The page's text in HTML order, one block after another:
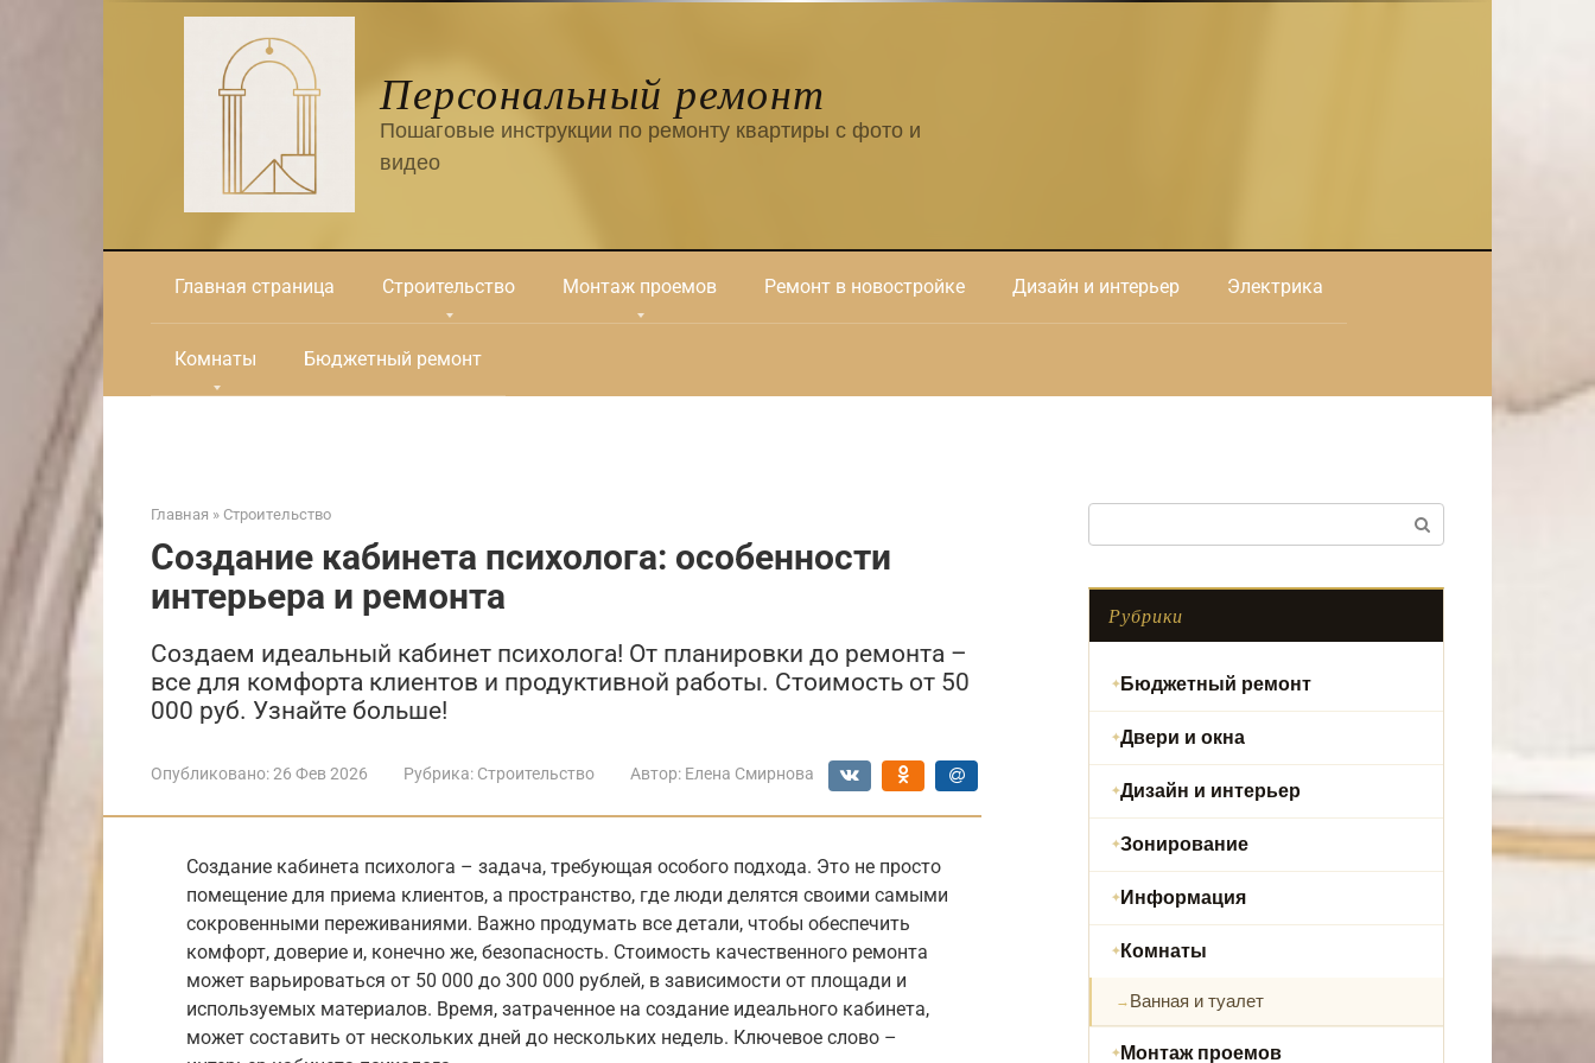
Персональный ремонт
Пошаговые инструкции по ремонту квартиры с фото и
видео
Главная страница Строительство Монтаж проемов Ремонт в новостройке Дизайн и интерьер Электрика
Комнаты Бюджетный ремонт
Главная » Строительство
Создание кабинета психолога: особенности
интерьера и ремонта
Создаем идеальный кабинет психолога! От планировки до ремонта –
все для комфорта клиентов и продуктивной работы. Стоимость от 50
000 руб. Узнайте больше!
Опубликовано:26 Фев 2026 Рубрика: Строительство Автор: Елена Смирнова
Создание кабинета психолога – задача, требующая особого подхода. Это не просто
помещение для приема клиентов, а пространство, где люди делятся своими самыми
сокровенными переживаниями. Важно продумать все детали, чтобы обеспечить
комфорт, доверие и, конечно же, безопасность. Стоимость качественного ремонта
может варьироваться от 50 000 до 300 000 рублей, в зависимости от площади и
используемых материалов. Время, затраченное на создание идеального кабинета,
может составить от нескольких дней до нескольких недель. Ключевое слово –
Рубрики
Бюджетный ремонт
Двери и окна
Дизайн и интерьер
Зонирование
Информация
Комнаты
Ванная и туалет
Монтаж проемов